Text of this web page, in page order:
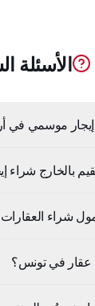
الأسئلة
موسمي في
بالخارج شراء
شراء
عقار في تونس؟